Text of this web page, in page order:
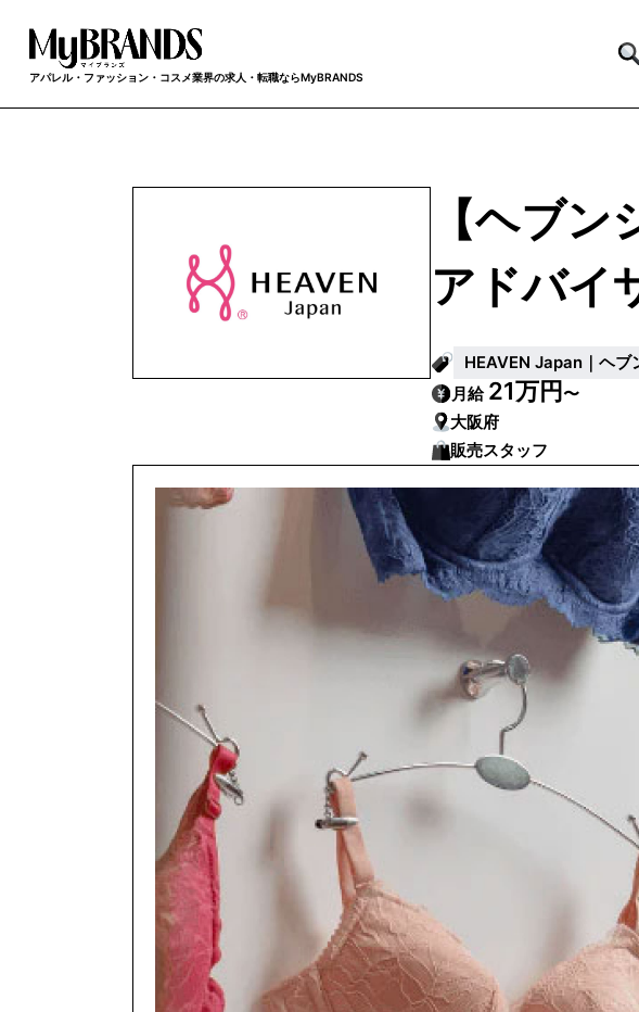
アパレル・ファッション・コスメ業界の求人・転職ならMyBRANDS
【ヘブ
アドバイ
HEAVEN Japan｜ヘブ
月給 21万円〜
大阪府
販売スタッフ